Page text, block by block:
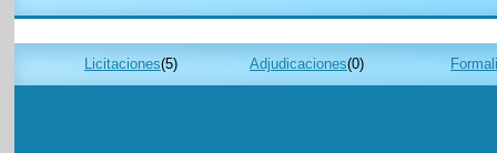
Licitaciones(5) Adjudicaciones(0)